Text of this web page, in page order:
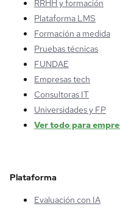
RRHH y formación
Plataforma LMS
Formación a medida
Pruebas técnicas
FUNDAE
Empresas tech
Consultoras IT
Universidades y FP
Ver todo para
Plataforma
Evaluación con IA